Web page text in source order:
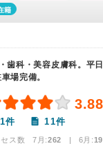
籍
歯科・美容皮膚科。平
場完備。
3.88
1件 11件
セス数 7月:262 | 6月: